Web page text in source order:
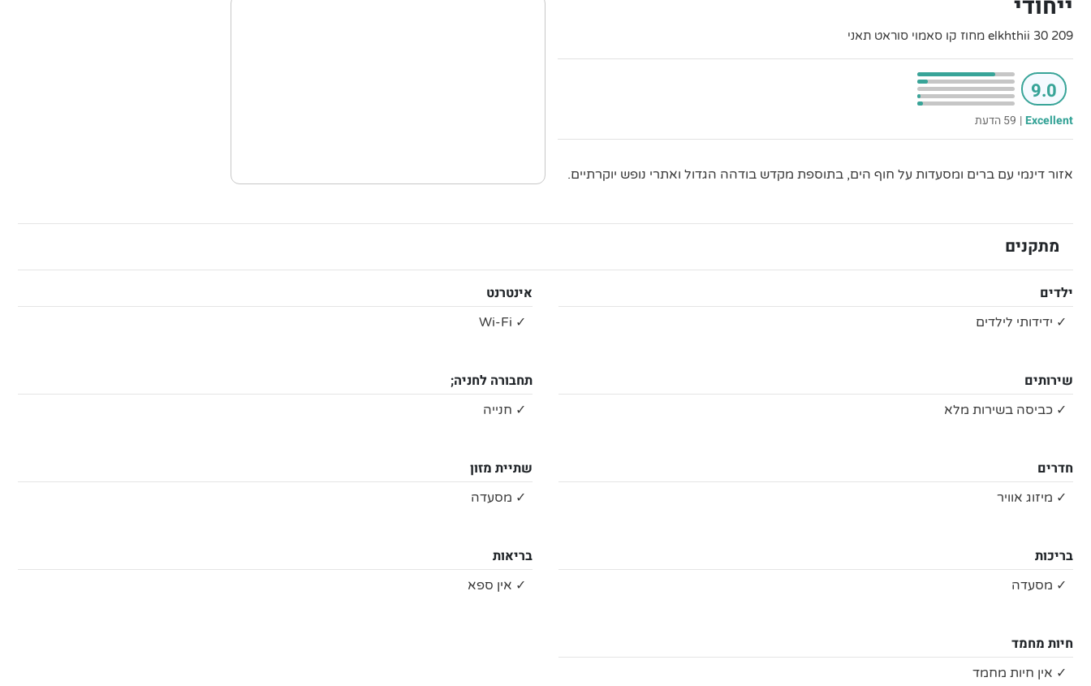
ייחודי
elkhthii 30 209 מחוז קו סאמוי סוראט תאני
9.0
Excellent
| 59 הדעת
אזור דינמי עם ברים ומסעדות על חוף הים, בתוספת מקדש בודהה הגדול ואתרי נופש יוקרתיים.
מתקנים
ילדים
✓ ידידותי לילדים
אינטרנט
✓ Wi-Fi
שירותים
✓ כביסה בשירות מלא
תחבורה לחניה;
✓ חנייה
חדרים
✓ מיזוג אוויר
שתיית מזון
✓ מסעדה
בריכות
✓ מסעדה
בריאות
✓ אין ספא
חיות מחמד
✓ אין חיות מחמד